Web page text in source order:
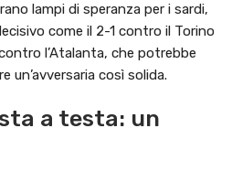
lampi di speranza per i sardi,
come il 2-1 contro il Torino
l’Atalanta, che potrebbe
un’avversaria così solida.
a testa: un